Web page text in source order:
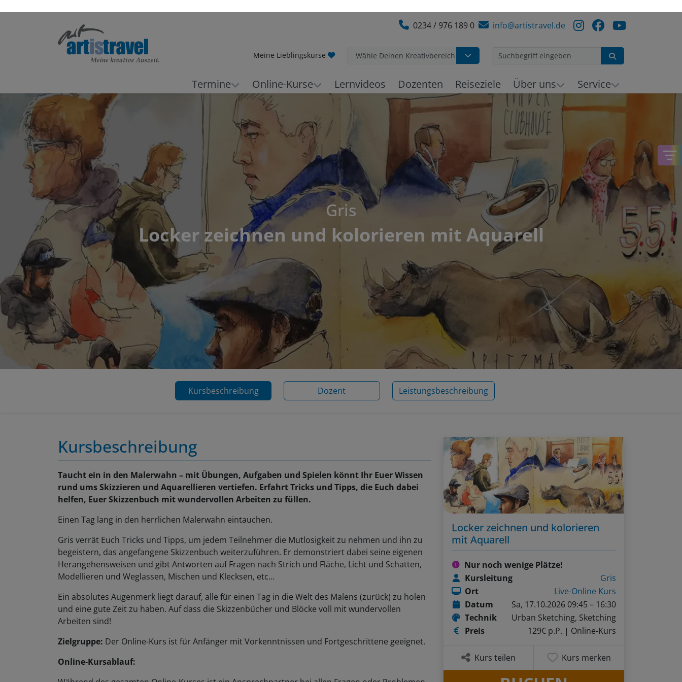
0234 / 976 189 0 info@artistravel.de
Gris
Locker zeichnen und kolorieren mit Aquarell
Kursbeschreibung Dozent Leistungsbeschreibung
Kursbeschreibung
Taucht ein in den Malerwahn – mit Übungen, Aufgaben und Spielen könnt Ihr Euer Wissen
rund ums Skizzieren und Aquarellieren vertiefen. Erfahrt Tricks und Tipps, die Euch dabei
helfen, Euer Skizzenbuch mit wundervollen Arbeiten zu füllen.
Einen Tag lang in den herrlichen Malerwahn eintauchen.
Gris verrät Euch Tricks und Tipps, um jedem Teilnehmer die Mutlosigkeit zu nehmen und ihn zu
begeistern, das angefangene Skizzenbuch weiterzuführen. Er demonstriert dabei seine eigenen
Herangehensweisen und gibt Antworten auf Fragen nach Strich und Fläche, Licht und Schatten,
Modellieren und Weglassen, Mischen und Klecksen, etc…
Ein absolutes Augenmerk liegt darauf, alle für einen Tag in die Welt des Malens (zurück) zu holen
und eine gute Zeit zu haben. Auf dass die Skizzenbücher und Blöcke voll mit wundervollen
Arbeiten sind!
Zielgruppe: Der Online-Kurs ist für Anfänger mit Vorkenntnissen und Fortgeschrittene geeignet.
Online-Kursablauf:
Locker zeichnen und kolorieren
mit Aquarell
Nur noch wenige Plätze!
Kursleitung
Gris
Ort
Live-Online Kurs
Datum
Sa, 17.10.2026 09:45 – 16:30
Technik
Urban Sketching, Sketching
Preis
129€ p.P. | Online-Kurs
Kurs teilen Kurs merken